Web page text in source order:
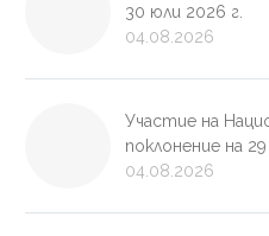
30 юли 2026 г.
04.08.2026
Участие на
поклонение на
04.08.2026